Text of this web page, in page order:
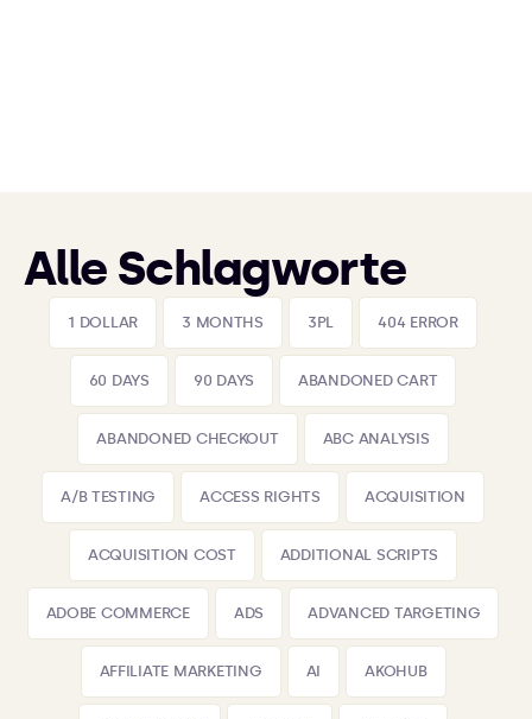
Alle Schlagworte
1 DOLLAR 3 MONTHS 3PL 404 ERROR
60 DAYS 90 DAYS ABANDONED CART
ABANDONED CHECKOUT ABC ANALYSIS
A/B TESTING ACCESS RIGHTS ACQUISITION
ACQUISITION COST ADDITIONAL SCRIPTS
ADOBE COMMERCE ADS ADVANCED TARGETING
AFFILIATE MARKETING AI AKOHUB